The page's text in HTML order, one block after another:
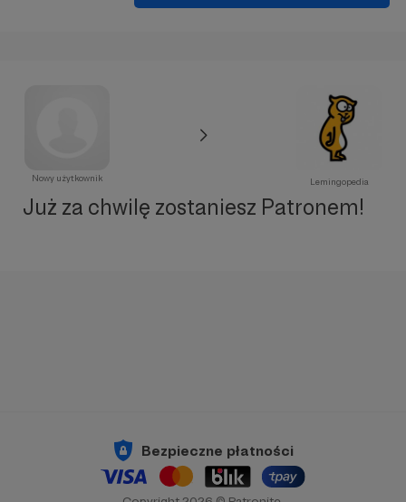
Nowy użytkownik Lemingopedia
Już za chwilę zostaniesz Patronem!
Bezpieczne płatności